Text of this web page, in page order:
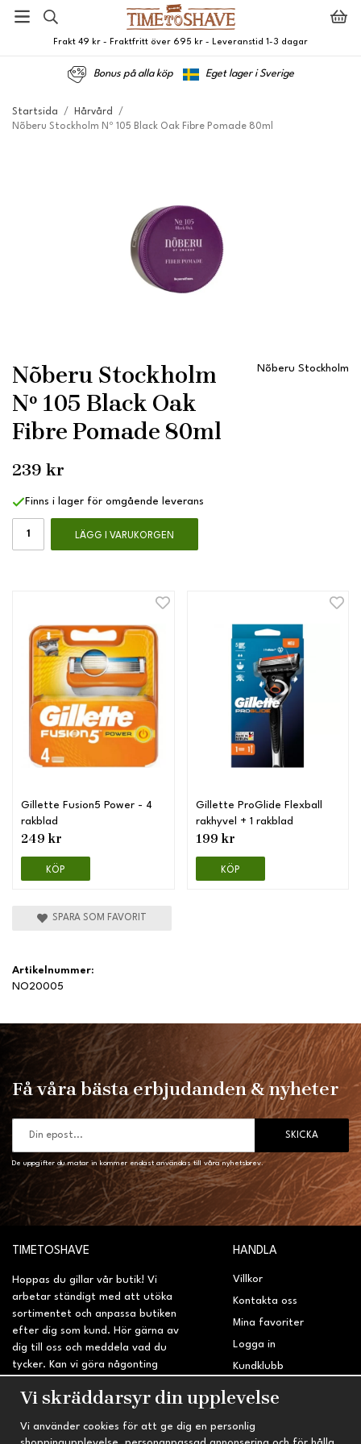
Frakt 49 kr - Fraktfritt över 695 kr - Leveranstid 1-3 dagar
Bonus på alla köp Eget lager i Sverige
Startsida / Hårvård
/
Nõberu Stockholm Nº 105 Black Oak Fibre Pomade 80ml
Nõberu Stockholm
Nº 105 Black Oak
Fibre Pomade 80ml
Nõberu Stockholm
239 kr
Finns i lager för omgående leverans
LÄGG I VARUKORGEN
Gillette Fusion5 Power - 4
rakblad
249 kr
KÖP
Gillette ProGlide Flexball
rakhyvel + 1 rakblad
199 kr
KÖP
SPARA SOM FAVORIT
Artikelnummer:
NO20005
Få våra bästa erbjudanden & nyheter
SKICKA
De uppgifter du matar in kommer endast användas till våra nyhetsbrev.
TIMETOSHAVE
Hoppas du gillar vår butik! Vi
arbetar ständigt med att utöka
sortimentet och anpassa butiken
efter dig som kund. Hör gärna av
dig till oss och meddela vad du
tycker. Kan vi göra någonting
sidan?
HANDLA
Villkor
Kontakta oss
Mina favoriter
Logga in
Kundklubb
Retur & Reklamation
INFORMATION TRYGG HANDEL
Vi skräddarsyr din upplevelse
Vi använder cookies för att ge dig en personlig